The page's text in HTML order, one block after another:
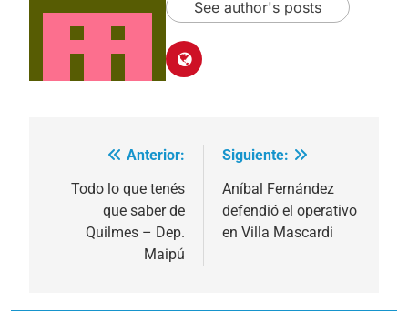
See author's posts
Navegación
entradas
Anterior:
Todo lo que tenés
que saber de
Quilmes – Dep.
Maipú
Siguiente:
Aníbal Fernández
defendió el operativo
en Villa Mascardi